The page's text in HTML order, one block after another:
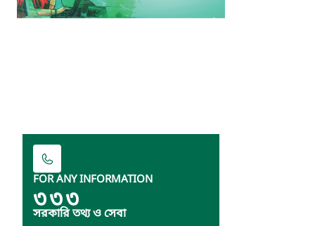
FOR ANY INFORMATION
৩৩৩
সরকারি তথ্য ও সেবা